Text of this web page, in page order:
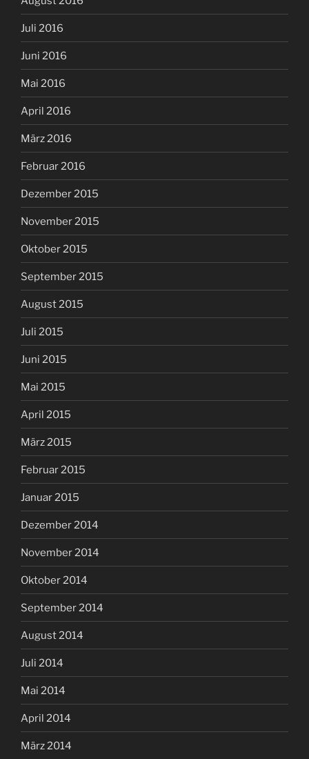
Juli 2016
Juni 2016
Mai 2016
April 2016
März 2016
Februar 2016
Dezember 2015
November 2015
Oktober 2015
September 2015
August 2015
Juli 2015
Juni 2015
Mai 2015
April 2015
März 2015
Februar 2015
Januar 2015
Dezember 2014
November 2014
Oktober 2014
September 2014
August 2014
Juli 2014
Mai 2014
April 2014
März 2014